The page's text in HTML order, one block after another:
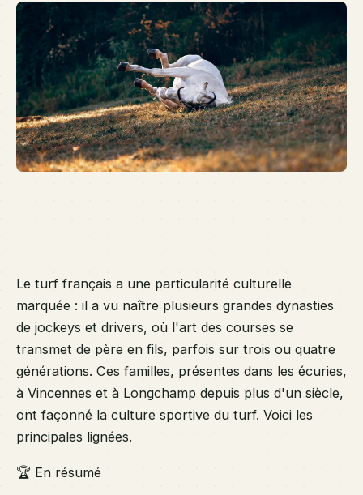
Le turf français a une particularité culturelle
marquée : il a vu naître plusieurs grandes dynasties
de jockeys et drivers, où l'art des courses se
transmet de père en fils, parfois sur trois ou quatre
générations. Ces familles, présentes dans les écuries,
à Vincennes et à Longchamp depuis plus d'un siècle,
ont façonné la culture sportive du turf. Voici les
principales lignées.
🏆 En résumé